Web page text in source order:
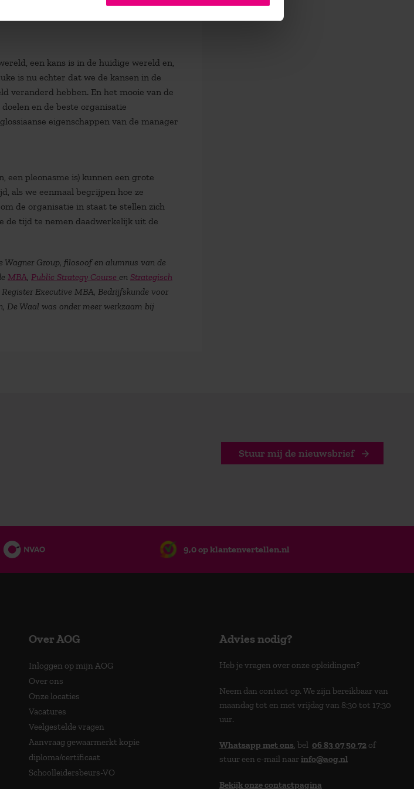
kans wordt vanzelf een
een kans is in de huidige wereld en,
is nu echter dat we de kansen in de
veranderd hebben. En het mooie van de
en de beste organisatie
eigenschappen van de manager
een pleonasme is) kunnen een grote
als we eenmaal begrijpen hoe ze
de organisatie in staat te stellen zich
de tijd te nemen daadwerkelijk uit de
Group, filosoof en alumnus van de
MBA, Public Strategy Course en Strategisch
Executive MBA, Bedrijfskunde voor
De Waal was onder meer werkzaam bij
Stuur mij de nieuwsbrief
9,0 op klantenvertellen.nl
Over AOG
Inloggen op mijn AOG
Over ons
Onze locaties
Vacatures
Veelgestelde vragen
Aanvraag gewaarmerkt kopie
diploma/certificaat
Schoolleidersbeurs-VO
Advies nodig?
Heb je vragen over onze opleidingen?
Neem dan contact op. We zijn bereikbaar van
maandag tot en met vrijdag van 8:30 tot 17:30
uur.
Whatsapp met ons, bel 06 83 07 50 72 of
stuur een e-mail naarinfo@aog.nl
Bekijk onze contactpagina